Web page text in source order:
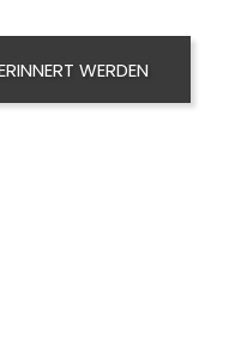
WERDEN